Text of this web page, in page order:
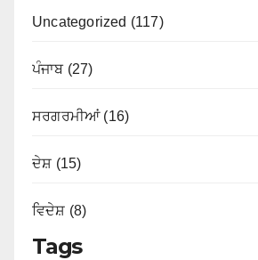
Uncategorized (117)
ਪੰਜਾਬ (27)
ਸਰਗਰਮੀਆਂ (16)
ਦੇਸ਼ (15)
ਵਿਦੇਸ਼ (8)
Tags